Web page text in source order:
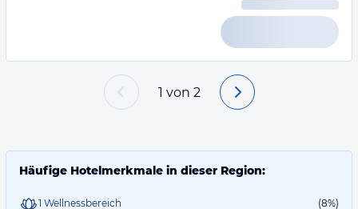
1 von 2
Häufige Hotelmerkmale in dieser Region:
1 Wellnessbereich (8%)